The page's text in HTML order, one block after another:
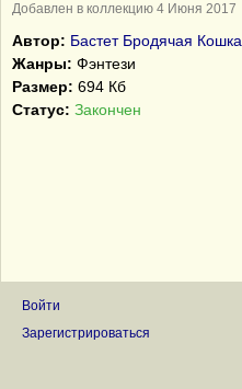
Добавлен в коллекцию 4 Июня 2017
Автор: Бастет Бродячая Кошка
Жанры: Фэнтези
Размер: 694 Кб
Статус: Закончен
Войти
Зарегистрироваться